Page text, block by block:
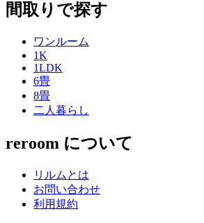
間取りで探す
ワンルーム
1K
1LDK
6畳
8畳
二人暮らし
reroom について
リルムとは
お問い合わせ
利用規約